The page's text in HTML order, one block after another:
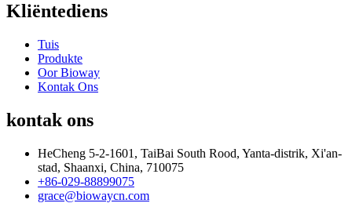
Kliëntediens
Tuis
Produkte
Oor Bioway
Kontak Ons
kontak ons
HeCheng 5-2-1601, TaiBai South Rood, Yanta-distrik, Xi'an-
stad, Shaanxi, China, 710075
+86-029-88899075
grace@biowaycn.com